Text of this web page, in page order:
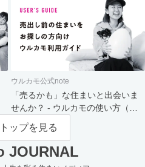
ウルカモ公式note
「売るかも」な住まいと出会いま
せんか？ - ウルカモの使い方（買
主さま向け）
ップを見る
JOURNAL